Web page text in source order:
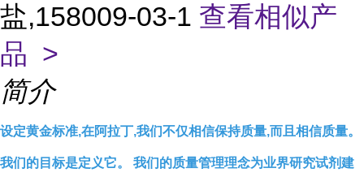
盐,158009-03-1 查看相似产
品 >
简介
设定黄金标准,在阿拉丁,我们不仅相信保持质量,而且相信质量。
我们的目标是定义它。 我们的质量管理理念为业界研究试剂建